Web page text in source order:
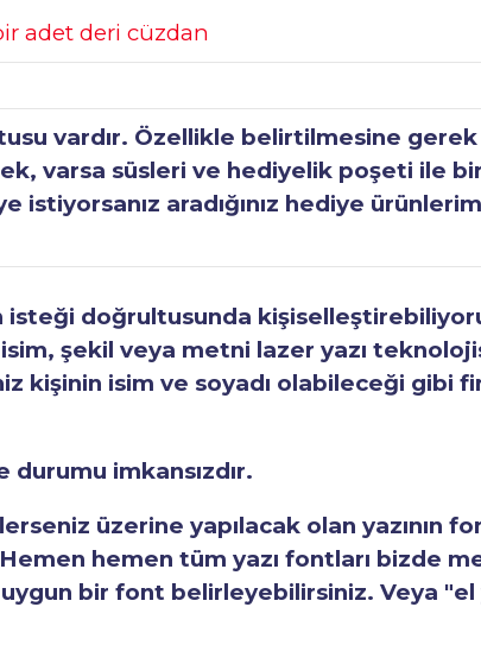
adet deri cüzdan
vardır. Özellikle belirtilmesine gerek
varsa süsleri ve hediyelik poşeti ile
aradığınız hediye
doğrultusunda
şekil veya metni lazer yazı
kişinin isim ve soyadı olabileceği gibi
imkansızdır.
üzerine yapılacak olan yazının
hemen tüm yazı fontları bizde
bir font belirleyebilirsiniz. Veya "el